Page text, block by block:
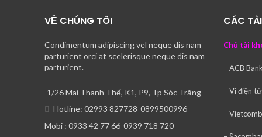
VỀ CHÚNG TÔI
Condimentum adipiscing vel neque dis nam
parturient orci at scelerisque neque dis nam
parturient.
1/26 Mai Thanh Thế, K1, P9, Tp Sóc Trăng
Hotline: 02993 827728-0899500996
Mobi : 0933 42 77 66-0939 718 720
CÁC
Chủ tài
– ACB Bank
– Ví điện
–